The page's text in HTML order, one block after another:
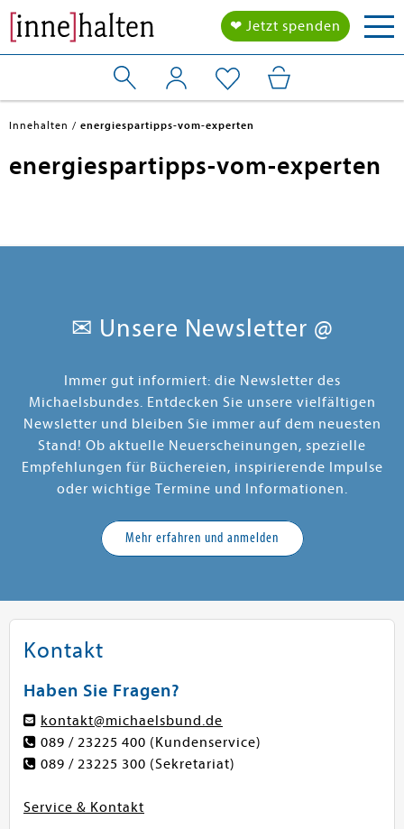
❤ Jetzt spenden
Innehalten energiespartipps-vom-experten
energiespartipps-vom-experten
✉ Unsere Newsletter @
Immer gut informiert: die Newsletter des
Michaelsbundes. Entdecken Sie unsere vielfältigen
Newsletter und bleiben Sie immer auf dem neuesten
Stand! Ob aktuelle Neuerscheinungen, spezielle
Empfehlungen für Büchereien, inspirierende Impulse
oder wichtige Termine und Informationen.
Mehr erfahren und anmelden
Kontakt
Haben Sie Fragen?
kontakt@michaelsbund.de
089 / 23225 400 (Kundenservice)
089 / 23225 300 (Sekretariat)
Service & Kontakt